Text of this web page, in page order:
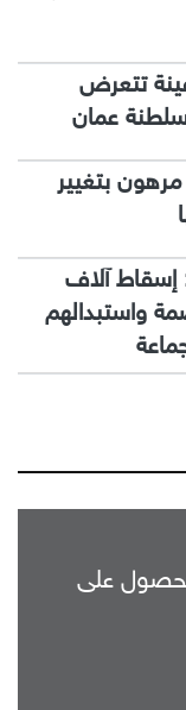
تتعرض
عمان
بتغيير
آلاف
واستبدالهم
على